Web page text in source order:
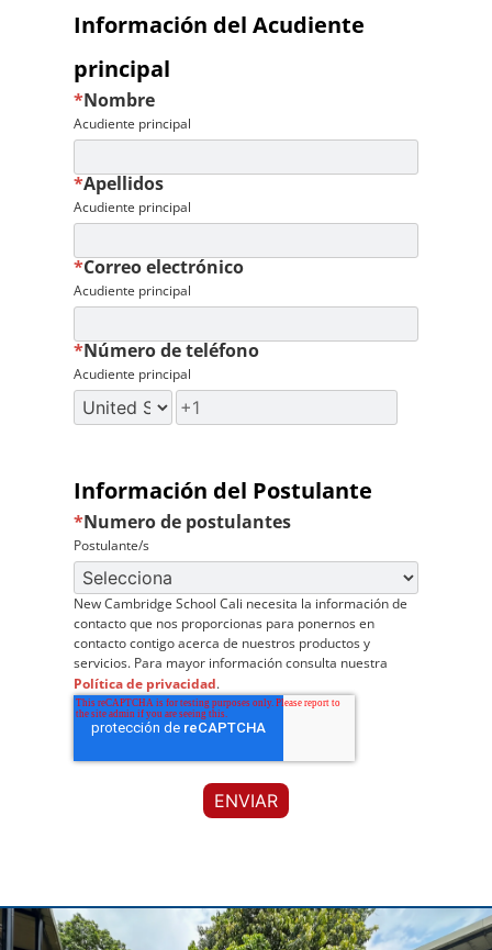
Información del Acudiente
principal
Nombre
*
Acudiente principal
Apellidos
*
Acudiente principal
Correo electrónico
*
Acudiente principal
Número de teléfono
*
Acudiente principal
Información del Postulante
Numero de postulantes
*
Postulante/s
New Cambridge School Cali necesita la información de
contacto que nos proporcionas para ponernos en
contacto contigo acerca de nuestros productos y
servicios. Para mayor información consulta nuestra
Política de privacidad.